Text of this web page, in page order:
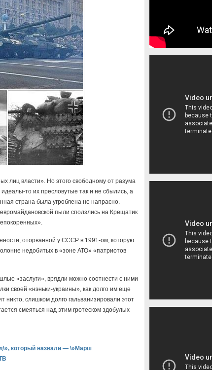
лиц власти». Но этого свободному от разума
то их пресловутые так и не сбылись, а
страна была угроблена не напрасно.
пыли сползлись на Крещатик
оторванной у СССР в 1991-ом, которую
недобитых в «зоне АТО» «патриотов
«заслуги», врядли можно соотнести с ними
своей «нэньки-украины», как долго им еще
никто, слишком долго гальванизировали этот
смеяться над этим гротеском здобулых
который назвали — \»Марш